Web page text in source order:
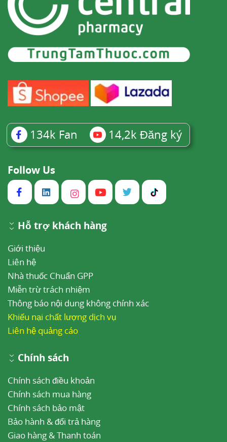
134k Fan 14,2k Đăng ký
Follow Us
Hỗ trợ khách hàng
Giới thiệu
Liên hệ
Nhà thuốc Chuẩn GPP
Miễn trừ trách nhiệm
Thông báo nội dung không chính xác
Khiếu nại chất lượng dịch vụ
Liên hệ quảng cáo
Chính sách
Chính sách điều khoản
Chính sách mua hàng
Chính sách bảo mật
Bảo hành & đổi trả hàng
Giao hàng & Thanh toán